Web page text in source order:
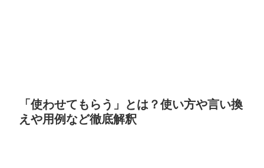
「使わせてもらう」とは？使い方や言い換
えや用例など徹底解釈